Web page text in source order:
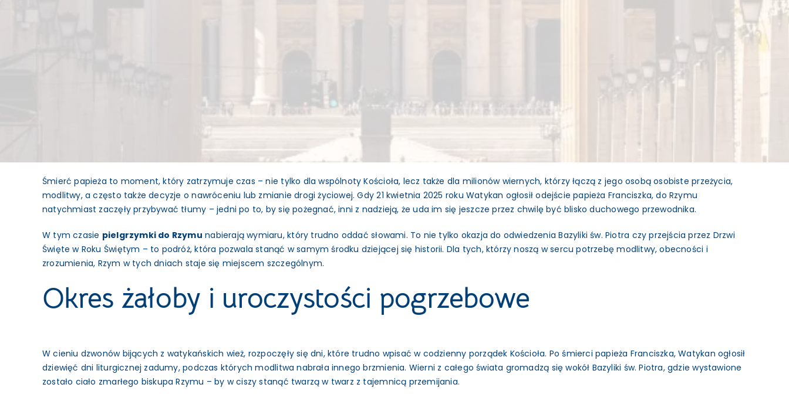
Śmierć papieża to moment, który zatrzymuje czas – nie tylko dla wspólnoty Kościoła, lecz także dla milionów wiernych, którzy łączą z jego osobą osobiste przeżycia,
modlitwy, a często także decyzje o nawróceniu lub zmianie drogi życiowej. Gdy 21 kwietnia 2025 roku Watykan ogłosił odejście papieża Franciszka, do Rzymu
natychmiast zaczęły przybywać tłumy – jedni po to, by się pożegnać, inni z nadzieją, że uda im się jeszcze przez chwilę być blisko duchowego przewodnika.
W tym czasie pielgrzymki do Rzymu nabierają wymiaru, który trudno oddać słowami. To nie tylko okazja do odwiedzenia Bazyliki św. Piotra czy przejścia przez Drzwi
Święte w Roku Świętym – to podróż, która pozwala stanąć w samym środku dziejącej się historii. Dla tych, którzy noszą w sercu potrzebę modlitwy, obecności i
zrozumienia, Rzym w tych dniach staje się miejscem szczególnym.
Okres żałoby i uroczystości pogrzebowe
W cieniu dzwonów bijących z watykańskich wież, rozpoczęły się dni, które trudno wpisać w codzienny porządek Kościoła. Po śmierci papieża Franciszka, Watykan ogłosił
dziewięć dni liturgicznej zadumy, podczas których modlitwa nabrała innego brzmienia. Wierni z całego świata gromadzą się wokół Bazyliki św. Piotra, gdzie wystawione
zostało ciało zmarłego biskupa Rzymu – by w ciszy stanąć twarzą w twarz z tajemnicą przemijania.